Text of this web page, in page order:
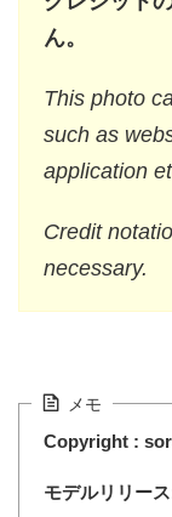
ん。
This photo
such as
application
Credit
necessary.
メモ
Copyright :
モデルリリー